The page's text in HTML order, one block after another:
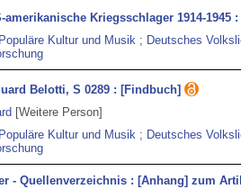
amerikanische Kriegsschlager 1914-1945
Kultur und Musik ; Deutsches
Belotti, S 0289 : [Findbuch]
[Weitere Person]
Kultur und Musik ; Deutsches
- Quellenverzeichnis : [Anhang] zum